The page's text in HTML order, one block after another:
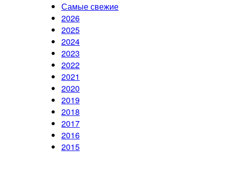
Самые свежие
2026
2025
2024
2023
2022
2021
2020
2019
2018
2017
2016
2015